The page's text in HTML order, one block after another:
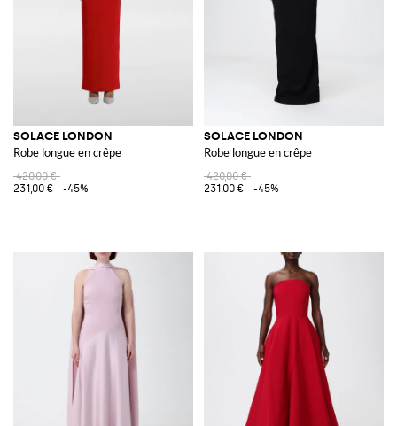
SOLACE LONDON
Robe longue en crêpe
420,00 €
231,00 €
-45%
SOLACE LONDON
Robe longue en crêpe
420,00 €
231,00 €
-45%